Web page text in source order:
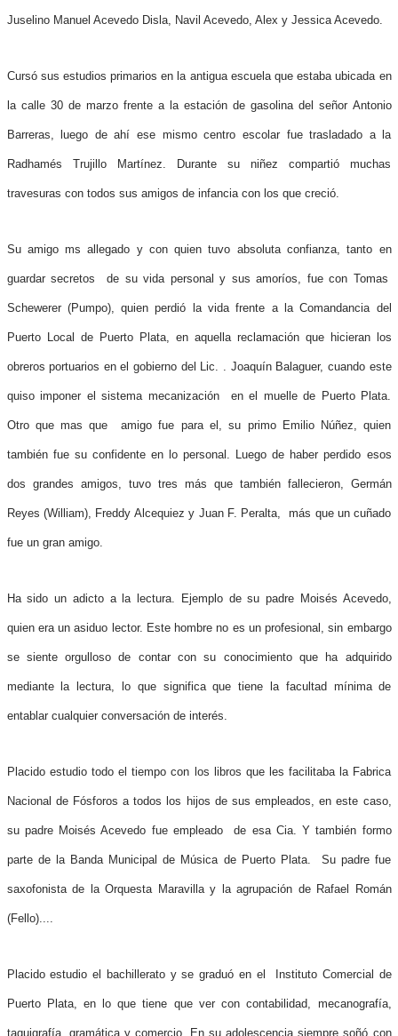
Juselino Manuel Acevedo Disla, Navil Acevedo, Alex y Jessica Acevedo.
Cursó sus estudios primarios en la antigua escuela que estaba ubicada en
la calle 30 de marzo frente a la estación de gasolina del señor Antonio
Barreras, luego de ahí ese mismo centro escolar fue trasladado a la
Radhamés Trujillo Martínez. Durante su niñez compartió muchas
travesuras con todos sus amigos de infancia con los que creció.
Su amigo ms allegado y con quien tuvo absoluta confianza, tanto en
guardar secretos de su vida personal y sus amoríos, fue con Tomas
Schewerer (Pumpo), quien perdió la vida frente a la Comandancia del
Puerto Local de Puerto Plata, en aquella reclamación que hicieran los
obreros portuarios en el gobierno del Lic. . Joaquín Balaguer, cuando este
quiso imponer el sistema mecanización en el muelle de Puerto Plata.
Otro que mas que amigo fue para el, su primo Emilio Núñez, quien
también fue su confidente en lo personal. Luego de haber perdido esos
dos grandes amigos, tuvo tres más que también fallecieron, Germán
Reyes (William), Freddy Alcequiez y Juan F. Peralta, más que un cuñado
fue un gran amigo.
Ha sido un adicto a la lectura. Ejemplo de su padre Moisés Acevedo,
quien era un asiduo lector. Este hombre no es un profesional, sin embargo
se siente orgulloso de contar con su conocimiento que ha adquirido
mediante la lectura, lo que significa que tiene la facultad mínima de
entablar cualquier conversación de interés.
Placido estudio todo el tiempo con los libros que les facilitaba la Fabrica
Nacional de Fósforos a todos los hijos de sus empleados, en este caso,
su padre Moisés Acevedo fue empleado de esa Cia. Y también formo
parte de la Banda Municipal de Música de Puerto Plata. Su padre fue
saxofonista de la Orquesta Maravilla y la agrupación de Rafael Román
(Fello)....
Placido estudio el bachillerato y se graduó en el Instituto Comercial de
Puerto Plata, en lo que tiene que ver con contabilidad, mecanografía,
taquigrafía, gramática y comercio. En su adolescencia siempre soñó con